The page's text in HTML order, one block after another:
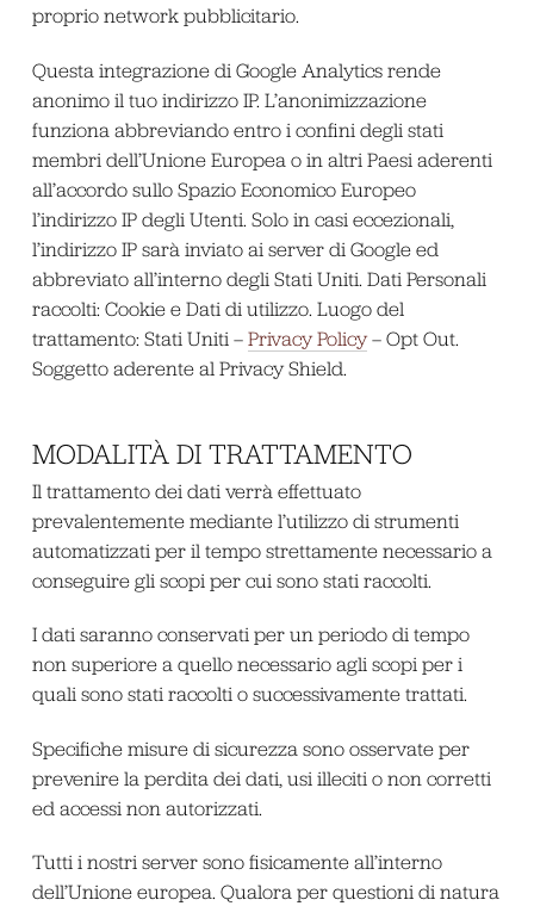
proprio network pubblicitario.
Questa integrazione di Google Analytics rende
anonimo il tuo indirizzo IP. L’anonimizzazione
funziona abbreviando entro i confini degli stati
membri dell’Unione Europea o in altri Paesi aderenti
all’accordo sullo Spazio Economico Europeo
l’indirizzo IP degli Utenti. Solo in casi eccezionali,
l’indirizzo IP sarà inviato ai server di Google ed
abbreviato all’interno degli Stati Uniti. Dati Personali
raccolti: Cookie e Dati di utilizzo. Luogo del
trattamento: Stati Uniti – Privacy Policy– Opt Out.
Soggetto aderente al Privacy Shield.
MODALITÀ DI TRATTAMENTO
Il trattamento dei dati verrà effettuato
prevalentemente mediante l’utilizzo di strumenti
automatizzati per il tempo strettamente necessario a
conseguire gli scopi per cui sono stati raccolti.
I dati saranno conservati per un periodo di tempo
non superiore a quello necessario agli scopi per i
quali sono stati raccolti o successivamente trattati.
Specifiche misure di sicurezza sono osservate per
prevenire la perdita dei dati, usi illeciti o non corretti
ed accessi non autorizzati.
Tutti i nostri server sono fisicamente all’interno
dell’Unione europea. Qualora per questioni di natura